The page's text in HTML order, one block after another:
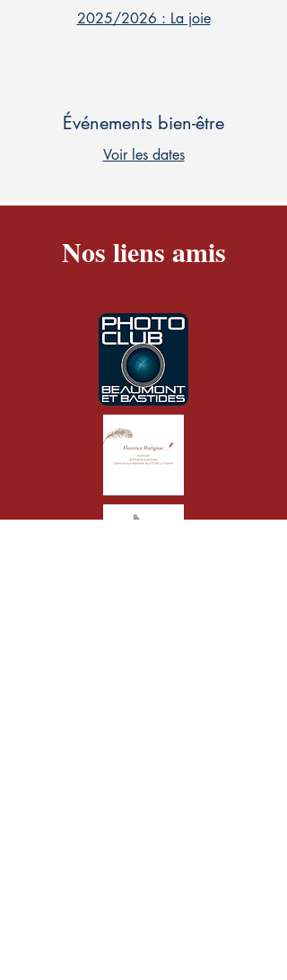
2025/2026 : La joie
Événements bien-être
Voir les dates
Nos liens amis